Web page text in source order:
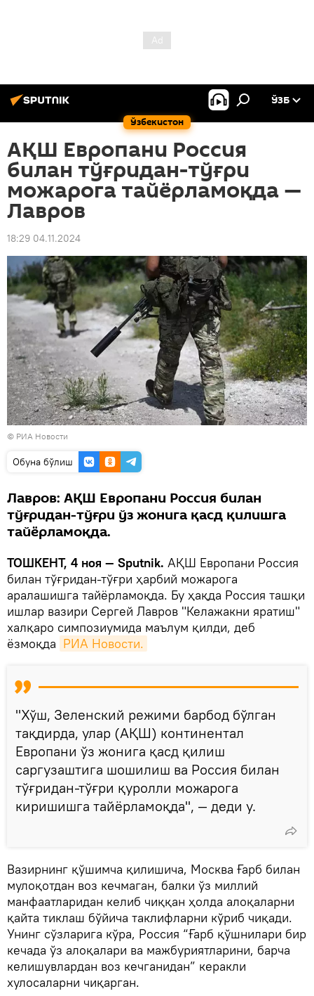
Ўзбекистон
ЎЗБ
АҚШ Европани Россия
билан тўғридан-тўғри
можарога тайёрламоқда —
Лавров
18:29 04.11.2024
© РИА Новости
Oбуна бўлиш
Лавров: АҚШ Европани Россия билан
тўғридан-тўғри ўз жонига қасд қилишга
тайёрламоқда.
ТОШКЕНТ, 4 ноя — Sputnik. АҚШ Европани Россия
билан тўғридан-тўғри ҳарбий можарога
аралашишга тайёрламоқда. Бу ҳақда Россия ташқи
ишлар вазири Сергей Лавров "Келажакни яратиш"
халқаро симпозиумида маълум қилди, деб
ёзмоқда РИА Новости.
"Хўш, Зеленский режими барбод бўлган
тақдирда, улар (АҚШ) континентал
Европани ўз жонига қасд қилиш
саргузаштига шошилиш ва Россия билан
тўғридан-тўғри қуролли можарога
киришишга тайёрламоқда", — деди у.
Вазирнинг қўшимча қилишича, Москва Ғарб билан
мулоқотдан воз кечмаган, балки ўз миллий
манфаатларидан келиб чиққан ҳолда алоқаларни
қайта тиклаш бўйича таклифларни кўриб чиқади.
Унинг сўзларига кўра, Россия “Ғарб қўшнилари бир
кечада ўз алоқалари ва мажбуриятларини, барча
келишувлардан воз кечганидан” керакли
хулосаларни чиқарган.